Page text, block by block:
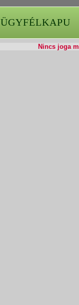
ÜGYFÉLKAPU
Nincs joga